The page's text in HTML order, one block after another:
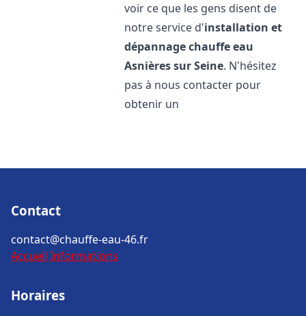
voir ce que les gens disent de
notre service d'installation et
dépannage chauffe eau
Asnières sur Seine. N'hésitez
pas à nous contacter pour
obtenir un
Contact
contact@chauffe-eau-46.fr
Accueil Informations
Horaires